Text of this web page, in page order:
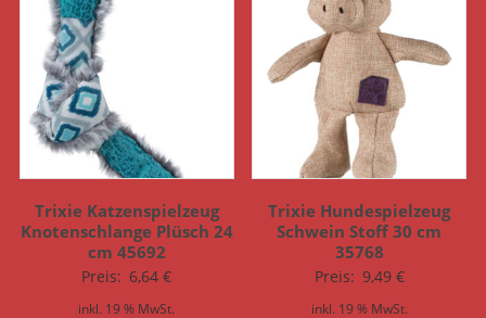
Trixie Katzenspielzeug
Knotenschlange Plüsch 24
cm 45692
Preis: 6,64€
inkl. 19 % MwSt.
Trixie Hundespielzeug
Schwein Stoff 30 cm
35768
Preis: 9,49 €
inkl. 19 % MwSt.